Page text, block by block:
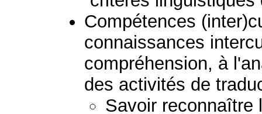
Compétences
connaissances
compréhension, à
des activités de
Savoir reconnaître